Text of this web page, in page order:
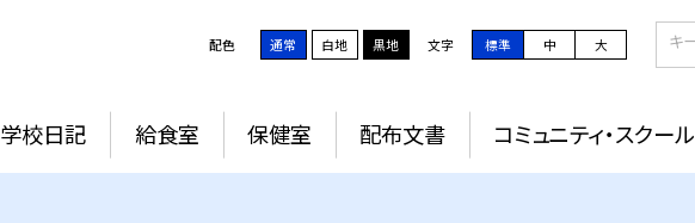
配色 通常 白地 黒地 文字 標準 中 大
学校日記 給食室 保健室 配布文書 コミュニティ・スクール